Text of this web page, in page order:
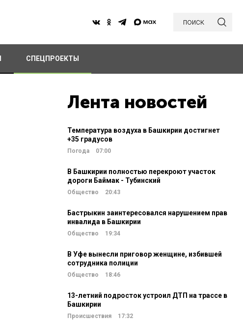
поиск
СПЕЦПРОЕКТЫ
Лента новостей
Температура воздуха в Башкирии достигнет
+35 градусов
Погода 07:00
В Башкирии полностью перекроют участок
дороги Баймак - Тубинский
Общество 20:43
Бастрыкин заинтересовался нарушением прав
инвалида в Башкирии
Общество 19:34
В Уфе вынесли приговор женщине, избившей
сотрудника полиции
Общество 18:46
13-летний подросток устроил ДТП на трассе в
Башкирии
Происшествия 17:32